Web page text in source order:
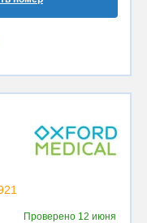
Проверено 12 июня